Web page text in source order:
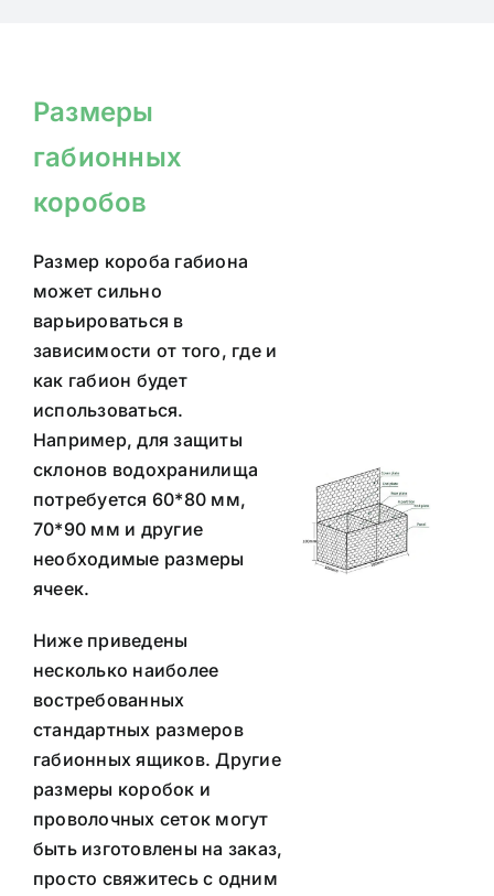
Размеры
габионных
коробов
Размер короба габиона
может сильно
варьироваться в
зависимости от того, где и
как габион будет
использоваться.
Например, для защиты
склонов водохранилища
потребуется 60*80 мм,
70*90 мм и другие
необходимые размеры
ячеек.
Ниже приведены
несколько наиболее
востребованных
стандартных размеров
габионных ящиков. Другие
размеры коробок и
проволочных сеток могут
быть изготовлены на заказ,
просто свяжитесь с одним